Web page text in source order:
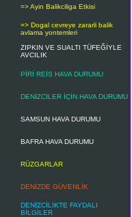
=> Ayin Balikciliga Etkisi
=> Dogal cevreye zararli balik
avlama yontemleri
ZIPKIN VE SUALTI TÜFEĞİYLE
AVCILIK
PİRİ REİS HAVA DURUMU
DENİZCİLER İÇİN HAVA DURUMU
SAMSUN HAVA DURUMU
BAFRA HAVA DURUMU
RÜZGARLAR
DENİZDE GÜVENLİK
DENİZCİLİKTE FAYDALI
BİLGİLER